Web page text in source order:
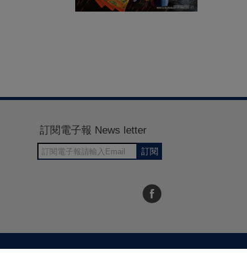
訂閱電子報 News letter
訂閱